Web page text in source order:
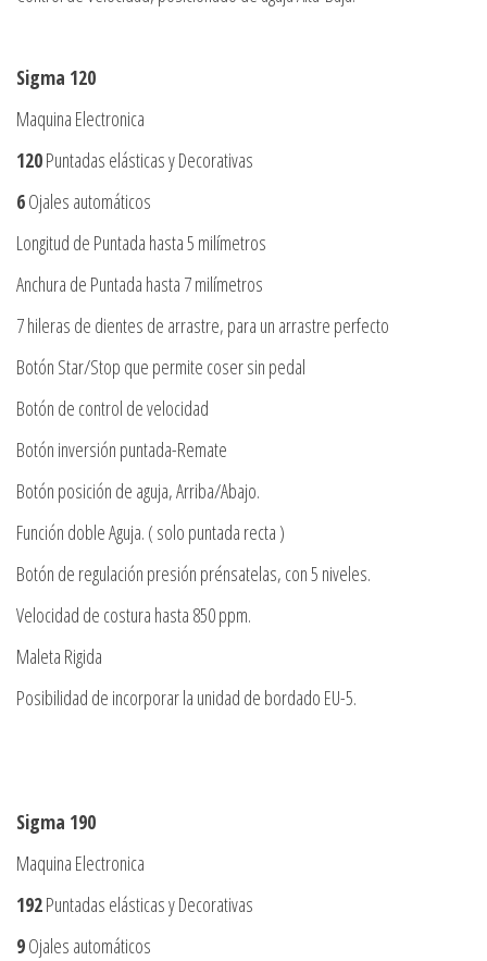
Sigma 120
Maquina Electronica
120Puntadas elásticas y Decorativas
6Ojales automáticos
Longitud de Puntada hasta 5 milímetros
Anchura de Puntada hasta 7 milímetros
7 hileras de dientes de arrastre, para un arrastre perfecto
Botón Star/Stop que permite coser sin pedal
Botón de control de velocidad
Botón inversión puntada-Remate
Botón posición de aguja, Arriba/Abajo.
Función doble Aguja. ( solo puntada recta )
Botón de regulación presión prénsatelas, con 5 niveles.
Velocidad de costura hasta 850 ppm.
Maleta Rigida
Posibilidad de incorporar la unidad de bordado EU-5.
Sigma 190
Maquina Electronica
192Puntadas elásticas y Decorativas
9Ojales automáticos